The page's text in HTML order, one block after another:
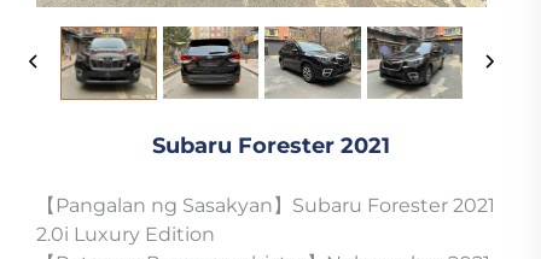
Subaru Forester 2021
【Pangalan ng Sasakyan】Subaru Forester 2021
2.0i Luxury Edition